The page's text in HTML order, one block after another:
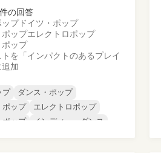
の回答
ップドイツ・ポップ
ポップエレクトロポップ
ポップ
を「インパクトのあるプレイ
追加
プ
ダンス・ポップ
ポップ
エレクトロポップ
ポップ
インディー・ダンス